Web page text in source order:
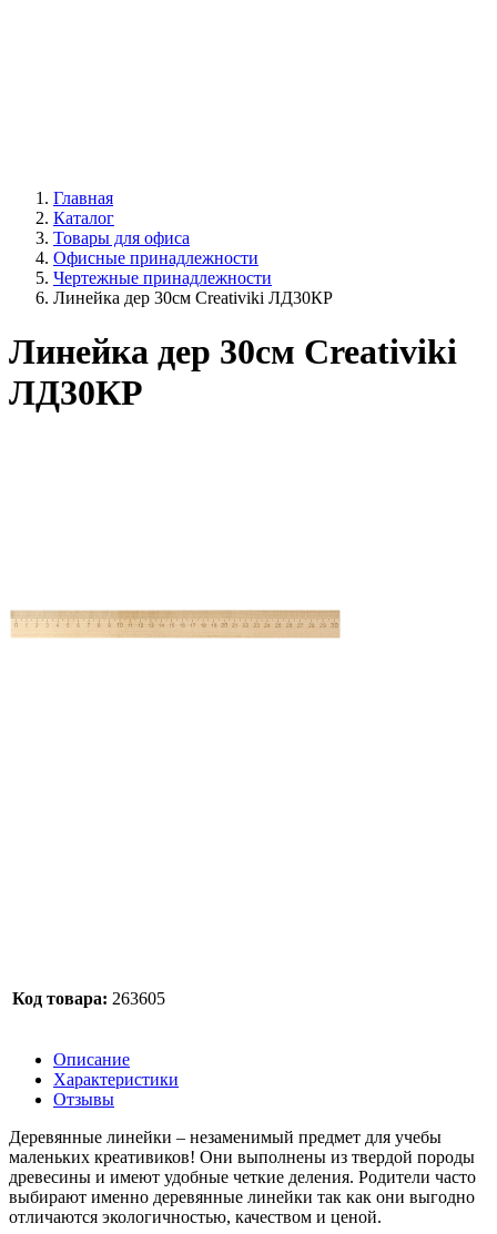
Главная
Каталог
Товары для офиса
Офисные принадлежности
Чертежные принадлежности
Линейка дер 30см Creativiki ЛД30КР
Линейка дер 30см Creativiki
ЛД30КР
Код товара: 263605
Описание
Характеристики
Отзывы
Деревянные линейки – незаменимый предмет для учебы
маленьких креативиков! Они выполнены из твердой породы
древесины и имеют удобные четкие деления. Родители часто
выбирают именно деревянные линейки так как они выгодно
отличаются экологичностью, качеством и ценой.